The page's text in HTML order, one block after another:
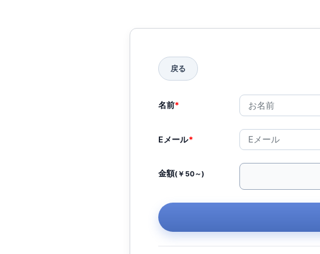
名前*
Eメール*
金額(￥50～)